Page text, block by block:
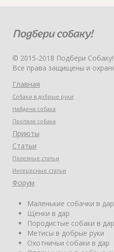
© 2015-2018 Подбери Собаку!
Все права защищены и
Главная
Собаки в добрые руки
Найдена собака
Пропала собака
Приюты
Статьи
Полезные статьи
Интересные статьи
Форум
Маленькие собачки в дар
Щенки в дар
Породистые собаки в дар
Метисы в добрые руки
Охотничьи собаки в дар